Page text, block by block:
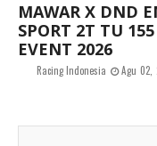
MAWAR X DND
SPORT 2T TU
EVENT 2026
Racing Indonesia Agu 02,